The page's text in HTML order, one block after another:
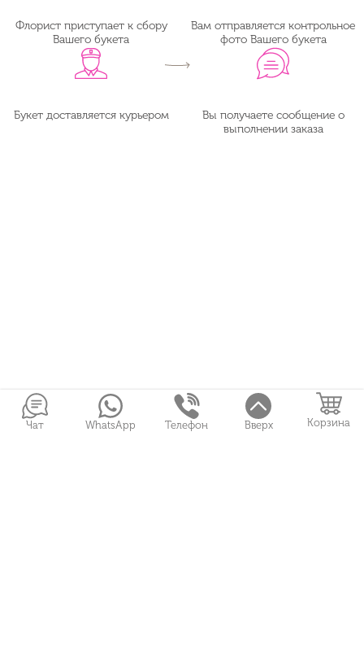
Флорист приступает к сбору
Вашего букета
Вам отправляется контрольное
фото Вашего букета
Букет доставляется курьером
Вы получаете сообщение о
выполнении заказа
Чат WhatsApp Телефон Вверх Корзина